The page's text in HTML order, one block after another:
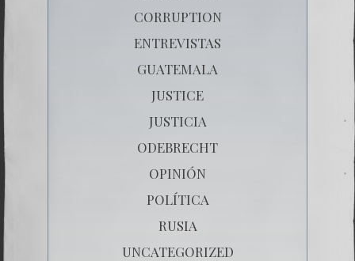
CORRUPTION
ENTREVISTAS
GUATEMALA
JUSTICE
JUSTICIA
ODEBRECHT
OPINIÓN
POLÍTICA
RUSIA
UNCATEGORIZED